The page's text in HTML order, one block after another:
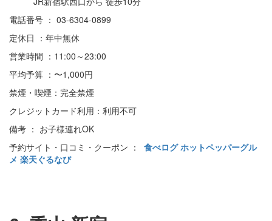
電話番号 ： 03-6304-0899
定休日 ：年中無休
営業時間 ：11:00～23:00
平均予算 ：〜1,000円
禁煙・喫煙：完全禁煙
クレジットカード利用：利用不可
備考 ： お子様連れOK
予約サイト・口コミ・クーポン ： 食べログホットペッパーグル
メ 楽天ぐるなび